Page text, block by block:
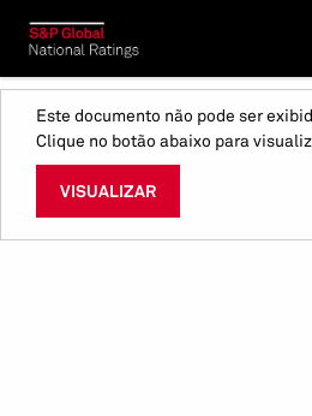
Este documento não pode ser
Clique no botão abaixo para
VISUALIZAR